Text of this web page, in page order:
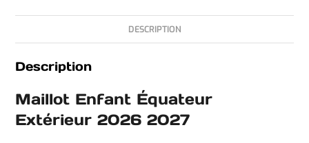
DESCRIPTION
Description
Maillot Enfant Équateur
Extérieur 2026 2027